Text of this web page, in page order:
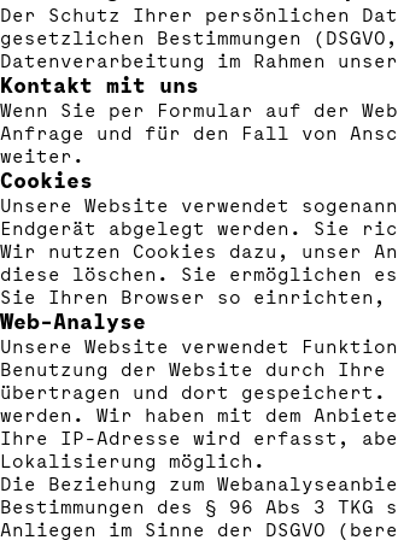
Der Schutz Ihrer persönlichen
gesetzlichen Bestimmungen
Datenverarbeitung im Rahmen
Kontakt mit uns
Wenn Sie per Formular auf der
Anfrage und für den Fall von
weiter.
Cookies
Unsere Website verwendet
Endgerät abgelegt werden. Sie
Wir nutzen Cookies dazu, unser
diese löschen. Sie ermöglichen
Sie Ihren Browser so
Web-Analyse
Unsere Website verwendet
Benutzung der Website durch
übertragen und dort
werden. Wir haben mit dem
Ihre IP-Adresse wird erfasst,
Lokalisierung möglich.
Die Beziehung zum
Bestimmungen des § 96 Abs 3
Anliegen im Sinne der DSGVO